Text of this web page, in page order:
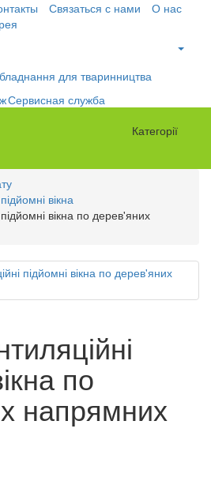
Связаться с нами
О нас
Сервисная служба
Категорії
вікна
вікна по дерев'яних
по
напрямних